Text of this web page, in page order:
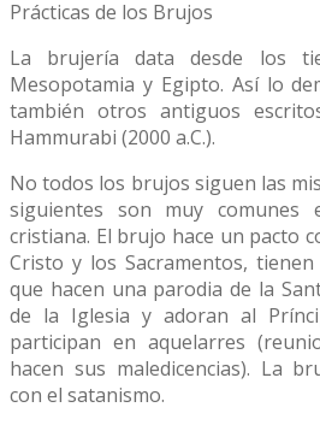
Prácticas de los Brujos
La brujería data desde los
Mesopotamia y Egipto. Así lo
también otros antiguos
Hammurabi (2000 a.C.).
No todos los brujos siguen las
siguientes son muy
cristiana. El brujo hace un pacto
Cristo y los Sacramentos,
que hacen una parodia de la
de la Iglesia y adoran al
participan en aquelarres
hacen sus maledicencias). La
con el satanismo.